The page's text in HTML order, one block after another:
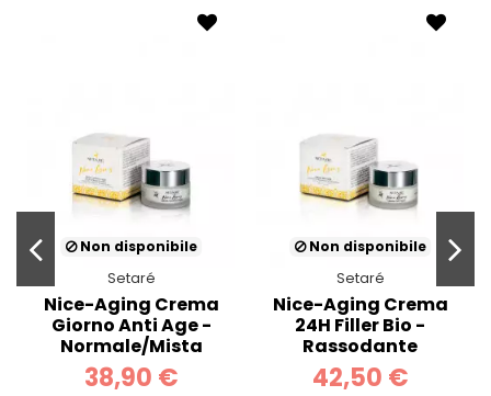
Non disponibile
Setaré
Nice-Aging Crema
Giorno Anti Age -
Normale/Mista
38,90 €
Non disponibile
Setaré
Nice-Aging Crema
24H Filler Bio -
Rassodante
42,50 €